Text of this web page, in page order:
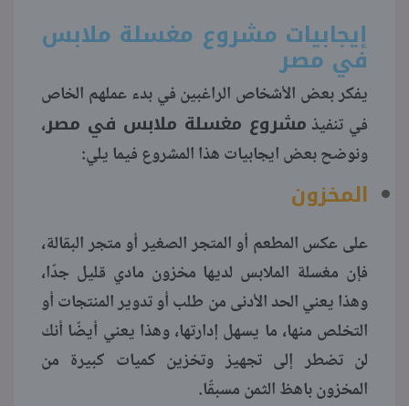
إيجابيات مشروع مغسلة ملابس
في مصر
يفكر بعض الأشخاص الراغبين في بدء عملهم الخاص
في تنفيذمشروع مغسلة ملابس في مصر،
ونوضح بعض ايجابيات هذا المشروع فيما يلي:
المخزون
على عكس المطعم أو المتجر الصغير أو متجر البقالة،
فإن مغسلة الملابس لديها مخزون مادي قليل جدًا،
وهذا يعني الحد الأدنى من طلب أو تدوير المنتجات أو
التخلص منها، ما يسهل إدارتها، وهذا يعني أيضًا أنك
لن تضطر إلى تجهيز وتخزين كميات كبيرة من
المخزون باهظ الثمن مسبقًا.